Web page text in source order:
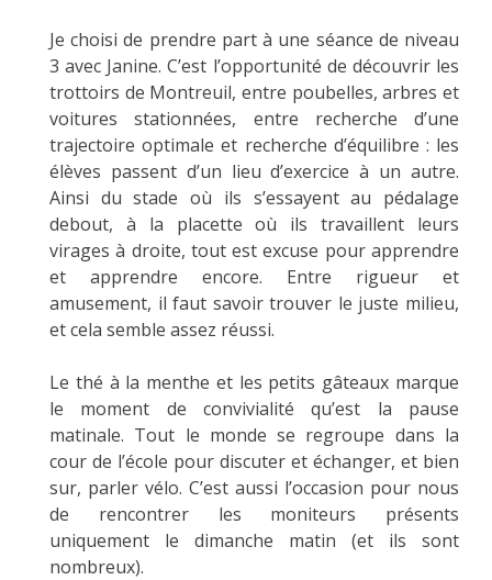
Je choisi de prendre part à une séance de niveau
3 avec Janine. C’est l’opportunité de découvrir les
trottoirs de Montreuil, entre poubelles, arbres et
voitures stationnées, entre recherche d’une
trajectoire optimale et recherche d’équilibre : les
élèves passent d’un lieu d’exercice à un autre.
Ainsi du stade où ils s’essayent au pédalage
debout, à la placette où ils travaillent leurs
virages à droite, tout est excuse pour apprendre
et apprendre encore. Entre rigueur et
amusement, il faut savoir trouver le juste milieu,
et cela semble assez réussi.
Le thé à la menthe et les petits gâteaux marque
le moment de convivialité qu’est la pause
matinale. Tout le monde se regroupe dans la
cour de l’école pour discuter et échanger, et bien
sur, parler vélo. C’est aussi l’occasion pour nous
de rencontrer les moniteurs présents
uniquement le dimanche matin (et ils sont
nombreux).